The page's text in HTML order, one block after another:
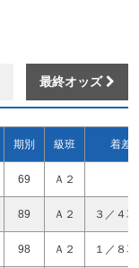
最終オッズ
期別 級班 着差
69 Ａ２
89 Ａ２ ３／４
98 Ａ２ １／８